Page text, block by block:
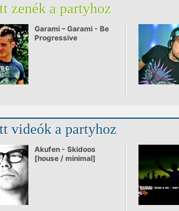
zenék a partyhoz
Garami – Garami - Be
Progressive
videók a partyhoz
Akufen - Skidoos
[house / minimal]